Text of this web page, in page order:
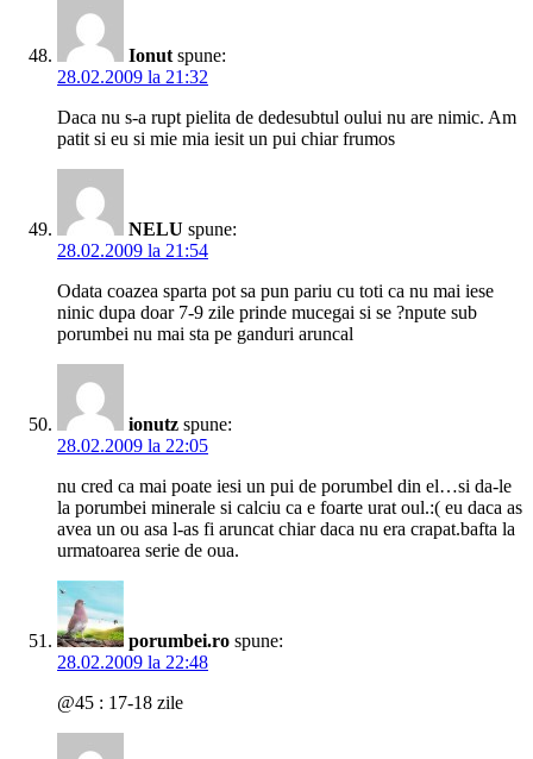
Ionut spune:
28.02.2009 la 21:32
Daca nu s-a rupt pielita de dedesubtul oului nu are nimic. Am
patit si eu si mie mia iesit un pui chiar frumos
NELU spune:
28.02.2009 la 21:54
Odata coazea sparta pot sa pun pariu cu toti ca nu mai iese
ninic dupa doar 7-9 zile prinde mucegai si se ?npute sub
porumbei nu mai sta pe ganduri aruncal
ionutz spune:
28.02.2009 la 22:05
nu cred ca mai poate iesi un pui de porumbel din el…si da-le
la porumbei minerale si calciu ca e foarte urat oul.:( eu daca as
avea un ou asa l-as fi aruncat chiar daca nu era crapat.bafta la
urmatoarea serie de oua.
porumbei.ro spune:
28.02.2009 la 22:48
@45 : 17-18 zile